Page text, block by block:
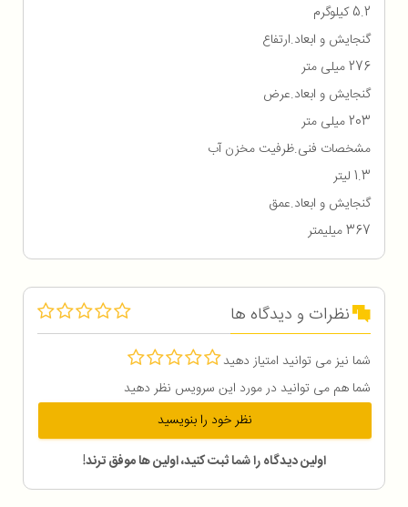
5.2 کیلوگرم
گنجایش و ابعاد.ارتفاع
276 میلی متر
گنجایش و ابعاد.عرض
203 میلی متر
مشخصات فنی.ظرفیت مخزن آب
1.3 لیتر
گنجایش و ابعاد.عمق
367 میلیمتر
نظرات و دیدگاه ها
شما نیز می توانید امتیاز دهید
شما هم می توانید در مورد این سرویس نظر دهید
نظر خود را بنویسید
اولین دیدگاه را شما ثبت کنید، اولین ها موفق ترند!